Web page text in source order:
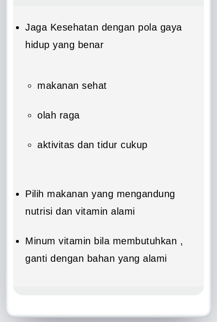
Jaga Kesehatan dengan pola gaya
hidup yang benar
makanan sehat
olah raga
aktivitas dan tidur cukup
Pilih makanan yang mengandung
nutrisi dan vitamin alami
Minum vitamin bila membutuhkan ,
ganti dengan bahan yang alami